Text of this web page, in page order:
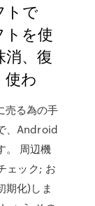
トで
トを使
、復
使わ
売る為の手
、Android
。 周辺機
ェック; お
期化)しま